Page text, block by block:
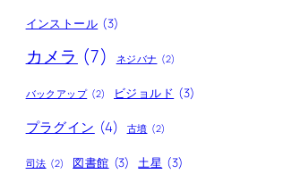
インストール (3)
カメラ (7) ネジバナ (2)
バックアップ (2) ビジョルド (3)
プラグイン (4) 古墳 (2)
司法 (2) 図書館 (3) 土星 (3)